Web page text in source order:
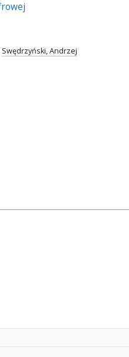
Swędrzyński, Andrzej